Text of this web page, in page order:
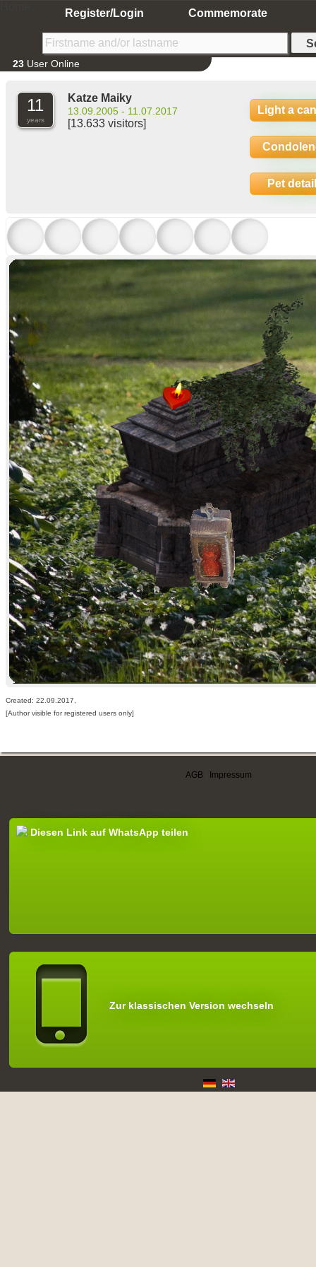
Register/Login Commemorate
23 User Online
11
years
Katze Maiky
13.09.2005 - 11.07.2017
[13.633 visitors]
Light a
Pet
Created: 22.09.2017,
[Author visible for registered users only]
AGB Impressum
Diesen Link auf WhatsApp teilen
Zur klassischen Version wechseln